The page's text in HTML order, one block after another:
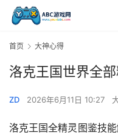
首页 大神心得
洛克王国世界全
ZD 2026年6月11日 10:27
洛克王国全精灵图鉴技